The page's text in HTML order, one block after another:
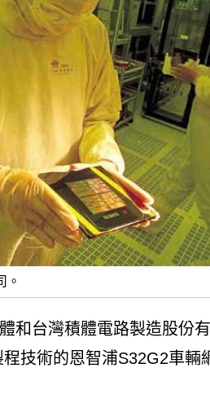
。
和台灣積體電路製造股份
技術的恩智浦S32G2車輛